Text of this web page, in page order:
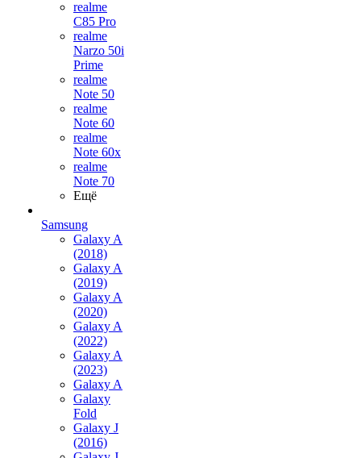
realme
C85 Pro
realme
Narzo 50i
Prime
realme
Note 50
realme
Note 60
realme
Note 60x
realme
Note 70
Ещё
Samsung
Galaxy A
(2018)
Galaxy A
(2019)
Galaxy A
(2020)
Galaxy A
(2022)
Galaxy A
(2023)
Galaxy A
Galaxy
Fold
Galaxy J
(2016)